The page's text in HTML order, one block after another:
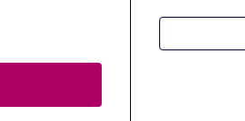
und Ernährung mit über einem Jahrzehnt
an der Justus-Liebig-Universität
Diplom-Oecotrophologin erfolgreich ab
in Humanernährung, Prävention und